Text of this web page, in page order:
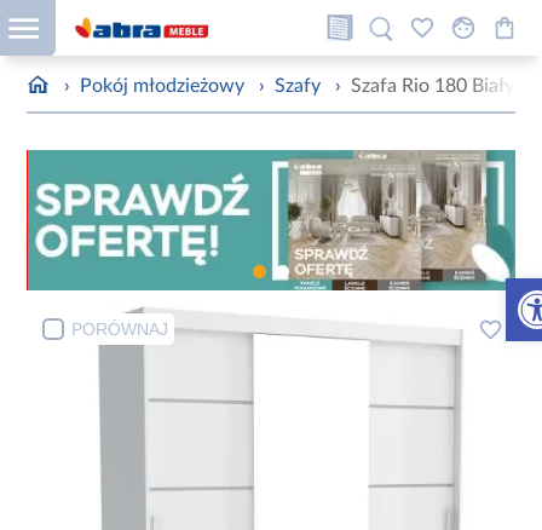
› Pokój młodzieżowy › Szafy › Szafa Rio 180 Biały
PORÓWNAJ